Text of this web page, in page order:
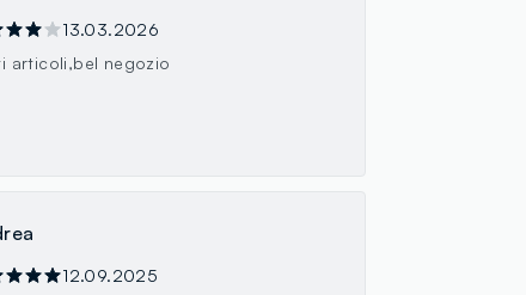
13.03.2026
articoli,bel negozio
12.09.2025